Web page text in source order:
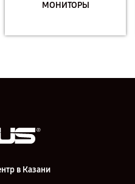
МОНИТОРЫ
в Казани